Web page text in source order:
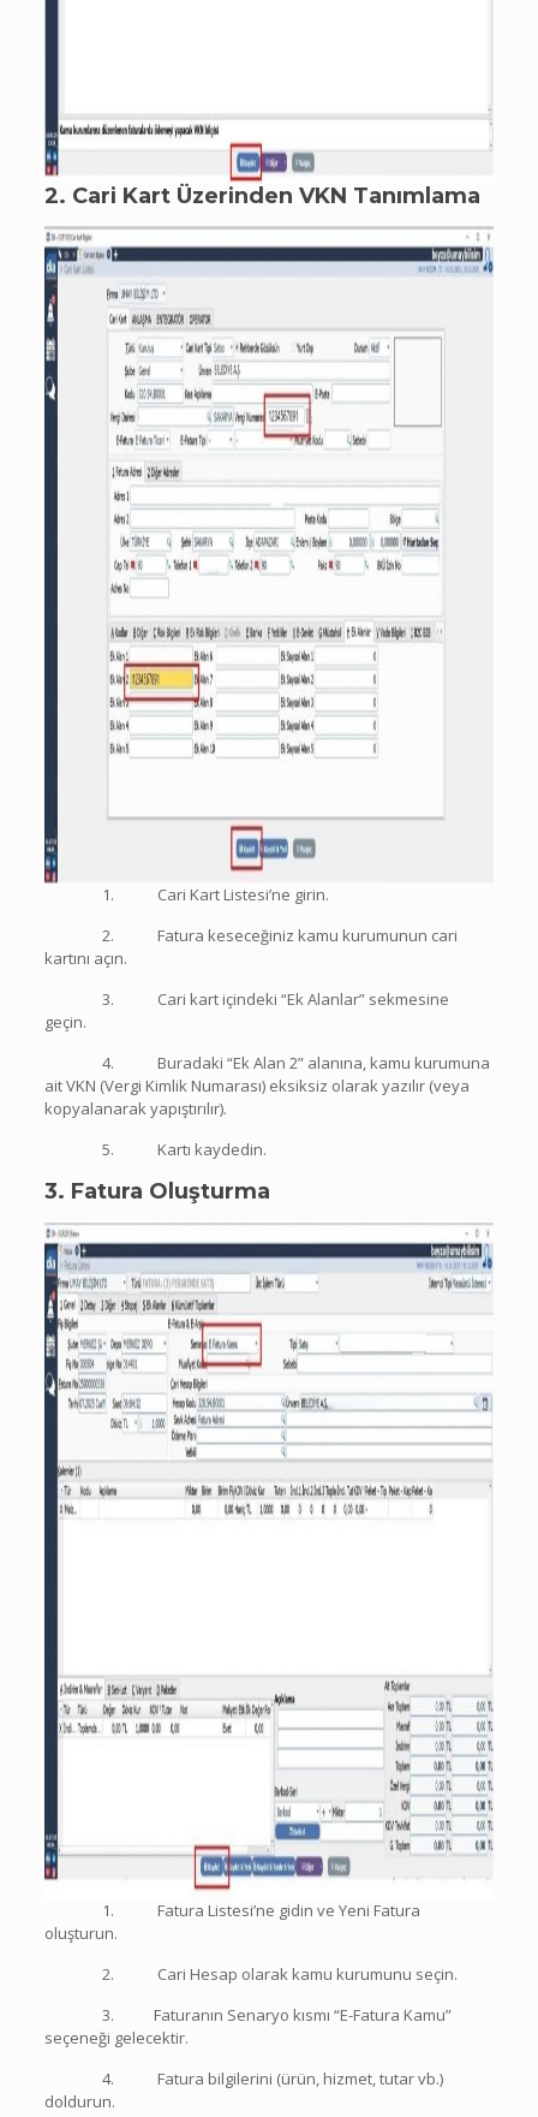
2. Cari Kart Üzerinden VKN Tanımlama
1. Cari Kart Listesi’ne girin.
2. Fatura keseceğiniz kamu kurumunun cari
kartını açın.
3. Cari kart içindeki “Ek Alanlar” sekmesine
geçin.
4. Buradaki “Ek Alan 2” alanına, kamu kurumuna
ait VKN (Vergi Kimlik Numarası) eksiksiz olarak yazılır (veya
kopyalanarak yapıştırılır).
5. Kartı kaydedin.
3. Fatura Oluşturma
1. Fatura Listesi’ne gidin ve Yeni Fatura
oluşturun.
2. Cari Hesap olarak kamu kurumunu seçin.
3. Faturanın Senaryo kısmı “E-Fatura Kamu”
seçeneği gelecektir.
4. Fatura bilgilerini (ürün, hizmet, tutar vb.)
doldurun.